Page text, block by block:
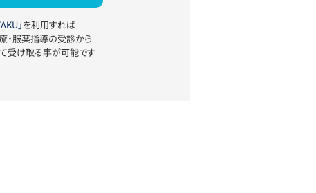
」を利用すれば
・服薬指導の受診から
受け取る事が可能です